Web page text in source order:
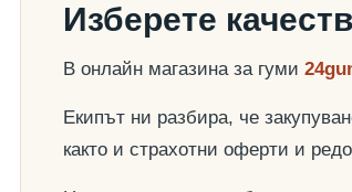
Изберете
В онлайн магазинa за гуми
Екипът ни разбира, че
както и страхотни оферти и